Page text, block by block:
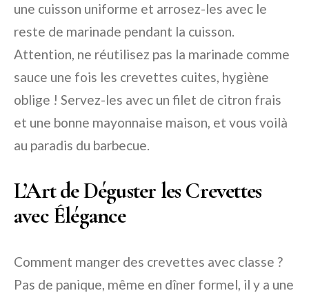
une cuisson uniforme et arrosez-les avec le
reste de marinade pendant la cuisson.
Attention, ne réutilisez pas la marinade comme
sauce une fois les crevettes cuites, hygiène
oblige ! Servez-les avec un filet de citron frais
et une bonne mayonnaise maison, et vous voilà
au paradis du barbecue.
L’Art de Déguster les Crevettes
avec Élégance
Comment manger des crevettes avec classe ?
Pas de panique, même en dîner formel, il y a une